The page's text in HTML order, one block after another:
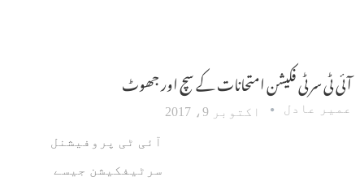
آئی ٹی سرٹی فکیشن امتحانات کے سچ اور جھوٹ‎
عمیر عادل اکتوبر 9، 2017
آئی ٹی پروفیشنل
سرٹیفکیشن جیسے